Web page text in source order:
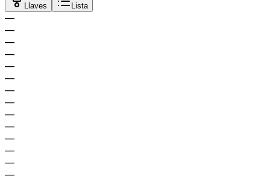
Llaves Lista
—
—
—
—
—
—
—
—
—
—
—
—
—
—